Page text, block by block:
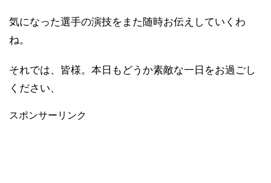
気になった選手の演技をまた随時お伝えしていくわ
ね。
それでは、皆様。本日もどうか素敵な一日をお過ごし
ください、
スポンサーリンク